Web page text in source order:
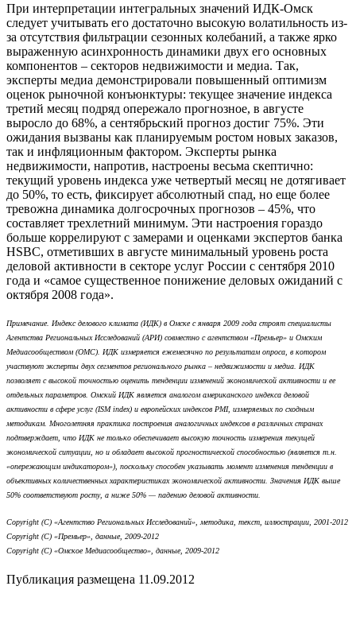
При интерпретации интегральных значений ИДК-Омск
следует учитывать его достаточно высокую волатильность из-
за отсутствия фильтрации сезонных колебаний, а также ярко
выраженную асинхронность динамики двух его основных
компонентов – секторов недвижимости и медиа. Так,
эксперты медиа демонстрировали повышенный оптимизм
оценок рыночной конъюнктуры: текущее значение индекса
третий месяц подряд опережало прогнозное, в августе
выросло до 68%, а сентябрьский прогноз достиг 75%. Эти
ожидания вызваны как планируемым ростом новых заказов,
так и инфляционным фактором. Эксперты рынка
недвижимости, напротив, настроены весьма скептично:
текущий уровень индекса уже четвертый месяц не дотягивает
до 50%, то есть, фиксирует абсолютный спад, но еще более
тревожна динамика долгосрочных прогнозов – 45%, что
составляет трехлетний минимум. Эти настроения гораздо
больше коррелируют с замерами и оценками экспертов банка
HSBC, отметивших в августе минимальный уровень роста
деловой активности в секторе услуг России с сентября 2010
года и «самое существенное понижение деловых ожиданий с
октября 2008 года».
Примечание. Индекс делового климата (ИДК) в Омске с января 2009 года строят специалисты
Агентства Региональных Исследований (АРИ) совместно с агентством «Премьер» и Омским
Медиасообществом (ОМС). ИДК измеряется ежемесячно по результатам опроса, в котором
участвуют эксперты двух сегментов регионального рынка – недвижимости и медиа. ИДК
позволяет с высокой точностью оценить тенденции изменений экономической активности и ее
отдельных параметров. Омский ИДК является аналогом американского индекса деловой
активности в сфере услуг (ISM index) и европейских индексов PMI, измеряемых по сходным
методикам. Многолетняя практика построения аналогичных индексов в различных странах
подтверждает, что ИДК не только обеспечивает высокую точность измерения текущей
экономической ситуации, но и обладает высокой прогностической способностью (является т.н.
«опережающим индикатором»), поскольку способен указывать момент изменения тенденции в
объективных количественных характеристиках экономической активности. Значения ИДК выше
50% соответствуют росту, а ниже 50% — падению деловой активности.
Copyright (С) «Агентство Региональных Исследований», методика, текст, иллюстрации, 2001-2012
Copyright (С) «Премьер», данные, 2009-2012
Copyright (С) «Омское Медиасообщество», данные, 2009-2012
Публикация размещена 11.09.2012